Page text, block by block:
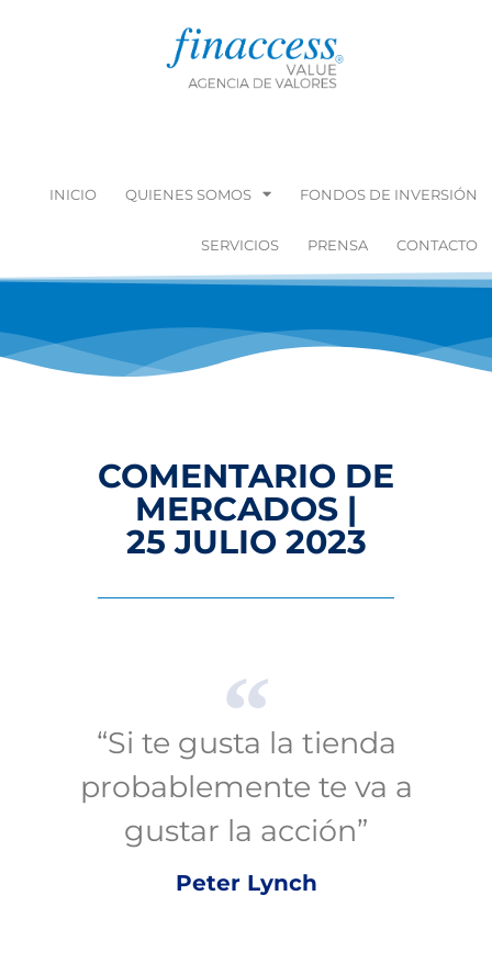
INICIO QUIENES SOMOS FONDOS DE INVERSIÓN
SERVICIOS PRENSA CONTACTO
COMENTARIO DE
MERCADOS |
25 JULIO 2023
“Si te gusta la tienda
probablemente te va a
gustar la acción”
Peter Lynch